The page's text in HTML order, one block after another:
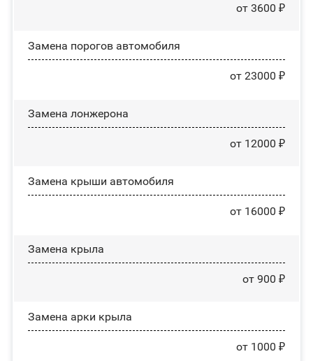
от 3600 ₽
Замена порогов автомобиля
от 23000 ₽
Замена лонжерона
от 12000 ₽
Замена крыши автомобиля
от 16000 ₽
Замена крыла
от 900 ₽
Замена арки крыла
от 1000 ₽